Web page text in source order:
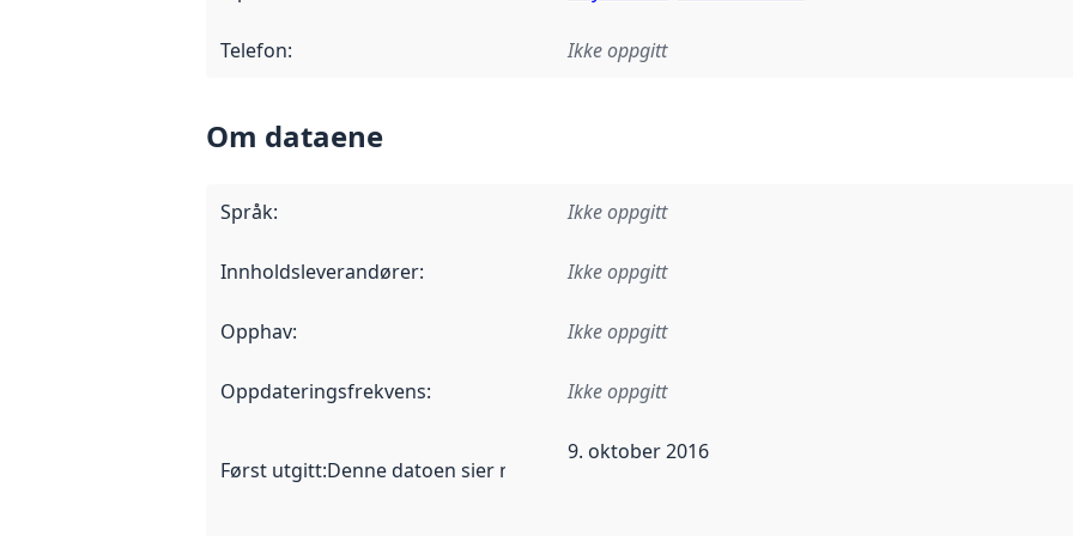
Telefon: Ikke oppgitt
Om dataene
Språk: Ikke oppgitt
Innholdsleverandører: Ikke oppgitt
Opphav: Ikke oppgitt
Oppdateringsfrekvens: Ikke oppgitt
Først utgitt:Denne datoen sier når dataene i dette datasettet første gang ble utgitt. Det kan
9. oktober 2016